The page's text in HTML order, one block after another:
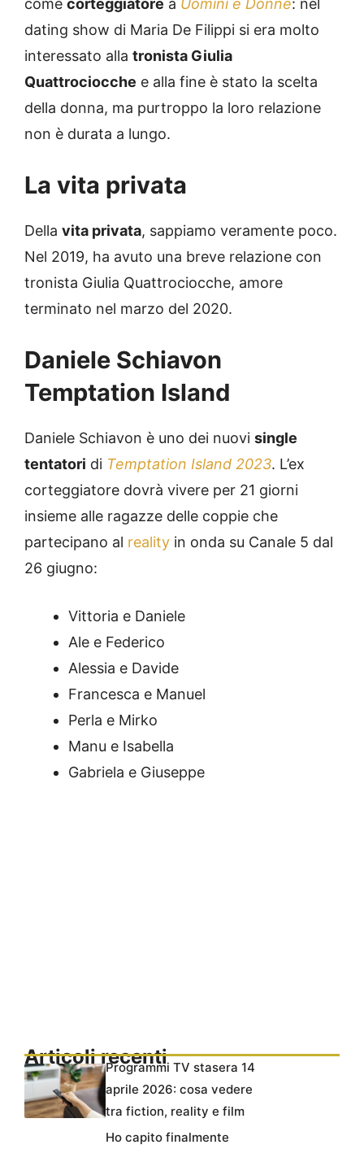
come corteggiatore a Uomini e Donne: nel
dating show di Maria De Filippi si era molto
interessato alla tronista Giulia
Quattrociocche e alla fine è stato la scelta
della donna, ma purtroppo la loro relazione
non è durata a lungo.
La vita privata
Della vita privata, sappiamo veramente poco.
Nel 2019, ha avuto una breve relazione con
tronista Giulia Quattrociocche, amore
terminato nel marzo del 2020.
Daniele Schiavon
Temptation Island
Daniele Schiavon è uno dei nuovi single
tentatori di Temptation Island 2023. L’ex
corteggiatore dovrà vivere per 21 giorni
insieme alle ragazze delle coppie che
partecipano al reality in onda su Canale 5 dal
26 giugno:
Vittoria e Daniele
Ale e Federico
Alessia e Davide
Francesca e Manuel
Perla e Mirko
Manu e Isabella
Gabriela e Giuseppe
Articoli recentiProgrammi TV stasera 14
aprile 2026: cosa vedere
tra fiction, reality e film
Ho capito finalmente